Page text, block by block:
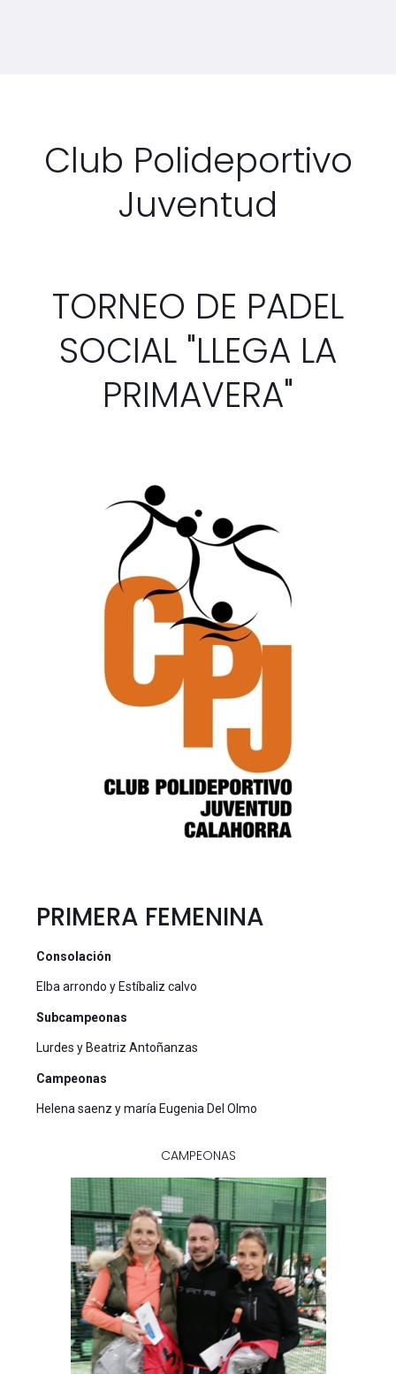
Club Polideportivo
Juventud
TORNEO DE PADEL
SOCIAL "LLEGA LA
PRIMAVERA"
PRIMERA FEMENINA
Consolación
Elba arrondo y Estíbaliz calvo
Subcampeonas
Lurdes y Beatriz Antoñanzas
Campeonas
Helena saenz y maría Eugenia Del Olmo
CAMPEONAS